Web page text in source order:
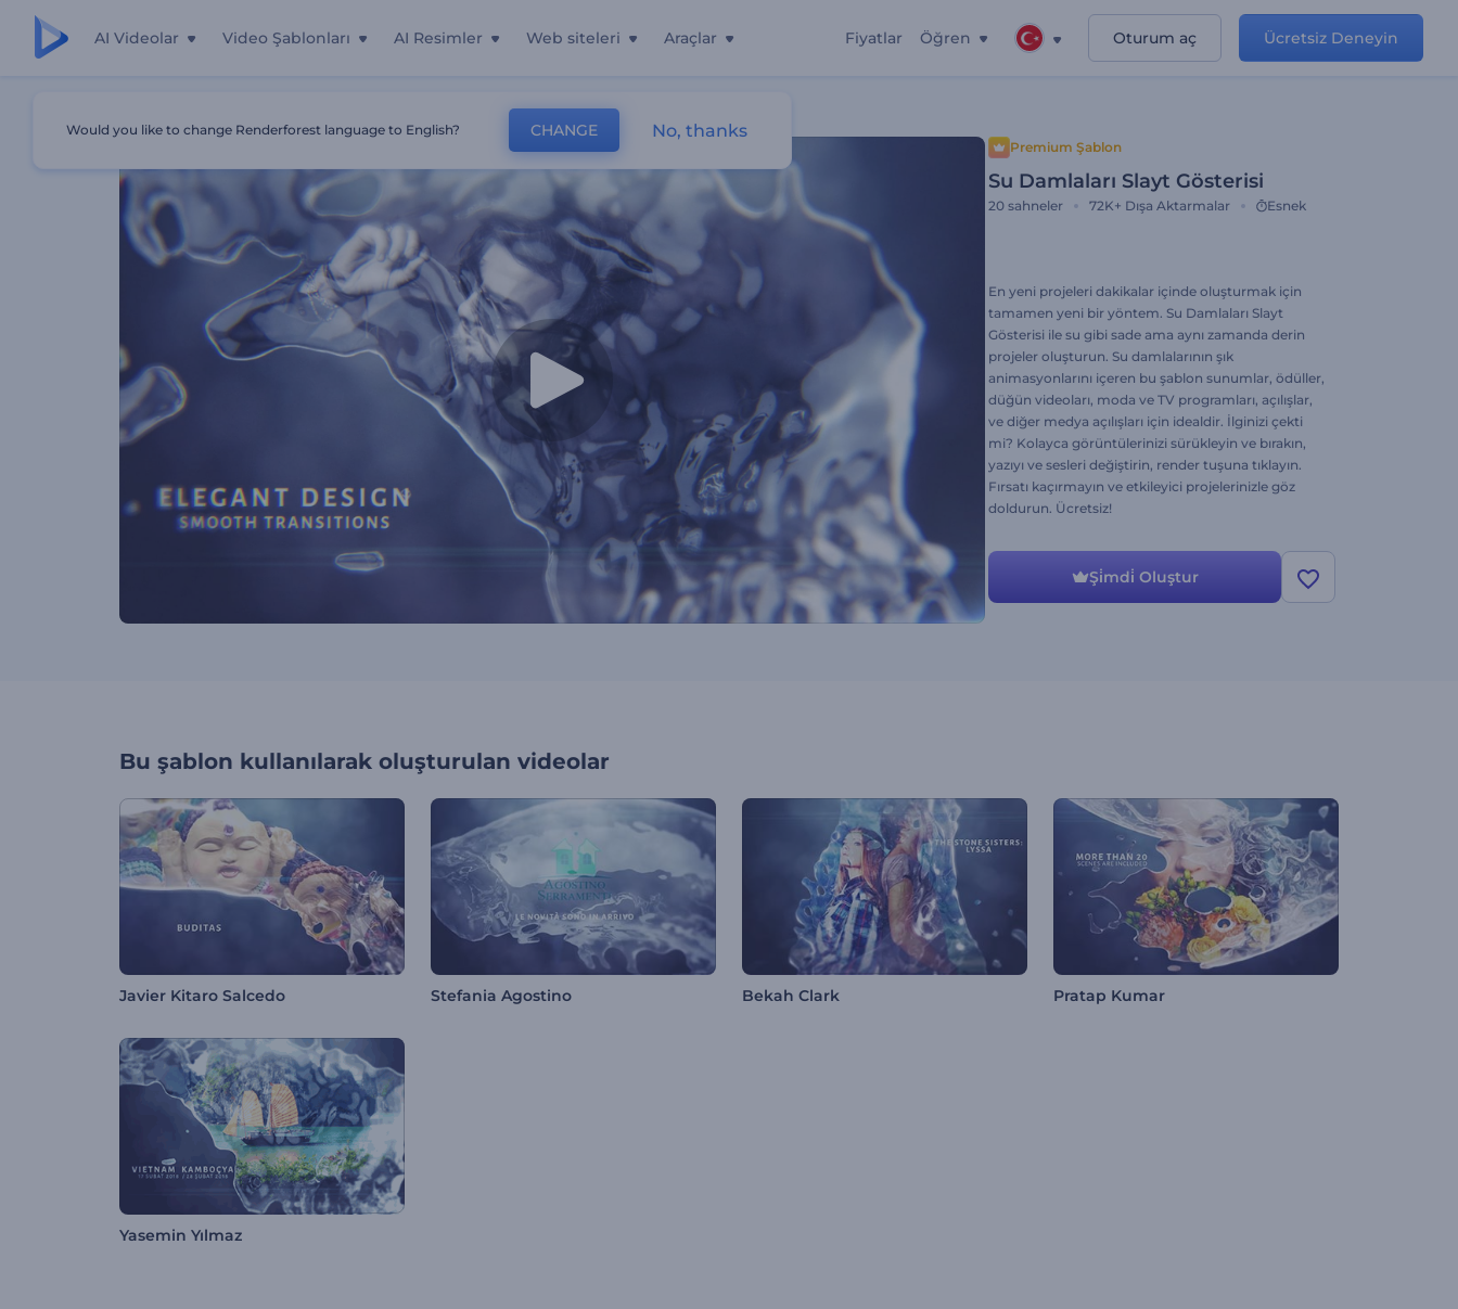
AI Videolar Video Şablonları AI Resimler Web siteleri Araçlar Fiyatlar Öğren Oturum aç Ücretsiz Deneyin
Premium Şablon
Su Damlaları Slayt Gösterisi
20 sahneler 72K+ Dışa Aktarmalar Esnek
En yeni projeleri dakikalar içinde oluşturmak için
tamamen yeni bir yöntem. Su Damlaları Slayt
Gösterisi ile su gibi sade ama aynı zamanda derin
projeler oluşturun. Su damlalarının şık
animasyonlarını içeren bu şablon sunumlar, ödüller,
düğün videoları, moda ve TV programları, açılışlar,
ve diğer medya açılışları için idealdir. İlginizi çekti
mi? Kolayca görüntülerinizi sürükleyin ve bırakın,
yazıyı ve sesleri değiştirin, render tuşuna tıklayın.
Fırsatı kaçırmayın ve etkileyici projelerinizle göz
doldurun. Ücretsiz!
Şi̇mdi̇ Oluştur
Bu şablon kullanılarak oluşturulan videolar
Javier Kitaro Salcedo Stefania Agostino Bekah Clark Pratap Kumar
Yasemin Yılmaz
Would you like to change Renderforest language to English? CHANGE No, thanks